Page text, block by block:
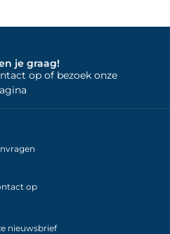
je graag!
op of bezoek onze
op
nieuwsbrief